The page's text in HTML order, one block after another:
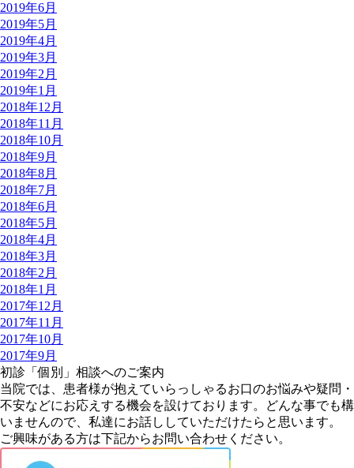
2019年6月
2019年5月
2019年4月
2019年3月
2019年2月
2019年1月
2018年12月
2018年11月
2018年10月
2018年9月
2018年8月
2018年7月
2018年6月
2018年5月
2018年4月
2018年3月
2018年2月
2018年1月
2017年12月
2017年11月
2017年10月
2017年9月
初診「個別」相談へのご案内
当院では、患者様が抱えていらっしゃるお口のお悩みや疑問・
不安などにお応えする機会を設けております。どんな事でも構
いませんので、私達にお話ししていただけたらと思います。
ご興味がある方は下記からお問い合わせください。